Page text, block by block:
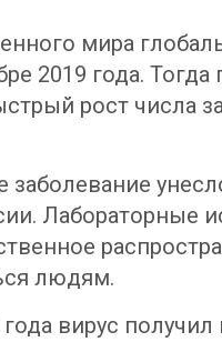
мира
2019 года.
рост числа
заболевание
людям.
вирус